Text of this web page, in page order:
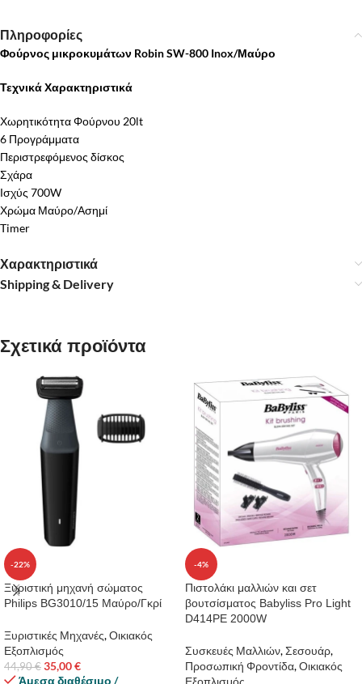
Πληροφορίες
Φούρνος μικροκυμάτων Robin SW-800 Inox/Μαύρο
Τεχνικά Χαρακτηριστικά
Χωρητικότητα Φούρνου 20lt
6 Προγράμματα
Περιστρεφόμενος δίσκος
Σχάρα
Ισχύς 700W
Χρώμα Μαύρο/Ασημί
Timer
Χαρακτηριστικά
Shipping & Delivery
Σχετικά προϊόντα
-22%
Ξυριστική μηχανή σώματος
Philips BG3010/15 Μαύρο/Γκρί
Ξυριστικές Μηχανές,Οικιακός
Εξοπλισμός
44,90€ 35,00€
Άμεσα διαθέσιμο /
-4%
Πιστολάκι μαλλιών και σετ
βουτσίσματος Babyliss Pro Light
D414PE 2000W
Συσκευές Μαλλιών,Σεσουάρ,
Προσωπική Φροντίδα,Οικιακός
Εξοπλισμός